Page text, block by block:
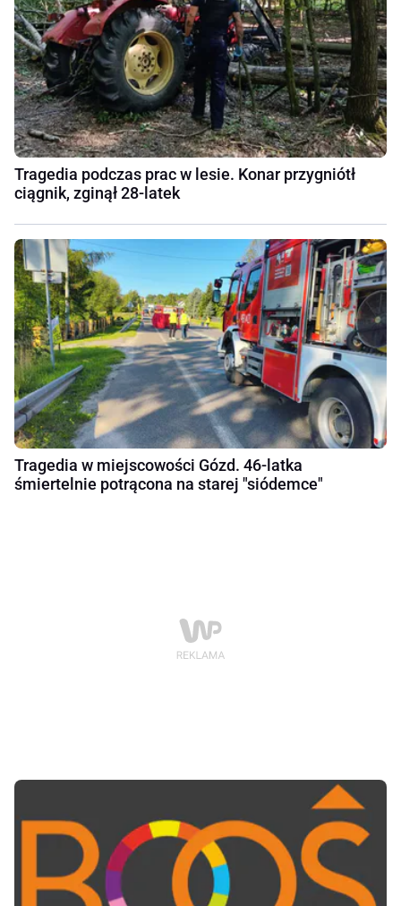
Tragedia podczas prac w lesie. Konar przygniótł
ciągnik, zginął 28-latek
Tragedia w miejscowości Gózd. 46-latka
śmiertelnie potrącona na starej "siódemce"